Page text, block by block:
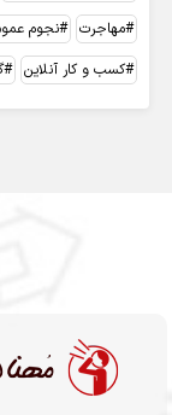
مهاجرت
نجوم
کسب و کار آنلاین